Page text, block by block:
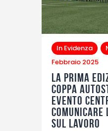
Shop
Contatti
In Evidenza
Febbraio 2025
La Prima
Coppa
Evento
sul Lavoro